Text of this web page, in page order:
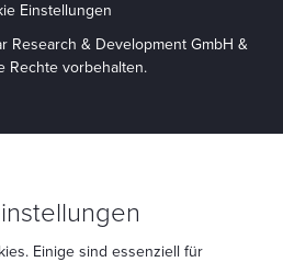
Einstellungen
Research & Development GmbH &
Rechte vorbehalten.
Einige sind essenziell für